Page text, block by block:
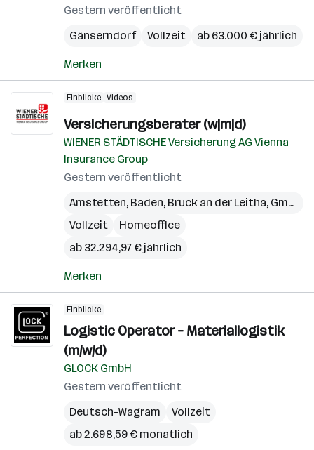
Gestern veröffentlicht
Gänserndorf
Vollzeit ab 63.000 € jährlich
Merken
Einblicke Videos
Versicherungsberater (w|m|d)
WIENER STÄDTISCHE Versicherung AG Vienna
Insurance Group
Gestern veröffentlicht
Amstetten, Baden, Bruck an der Leitha, Gmünd
Vollzeit
Homeoffice
ab 32.294,97 € jährlich
Merken
Einblicke
Logistic Operator – Materiallogistik
(m/w/d)
GLOCK GmbH
Gestern veröffentlicht
Deutsch-Wagram
Vollzeit
ab 2.698,59 € monatlich